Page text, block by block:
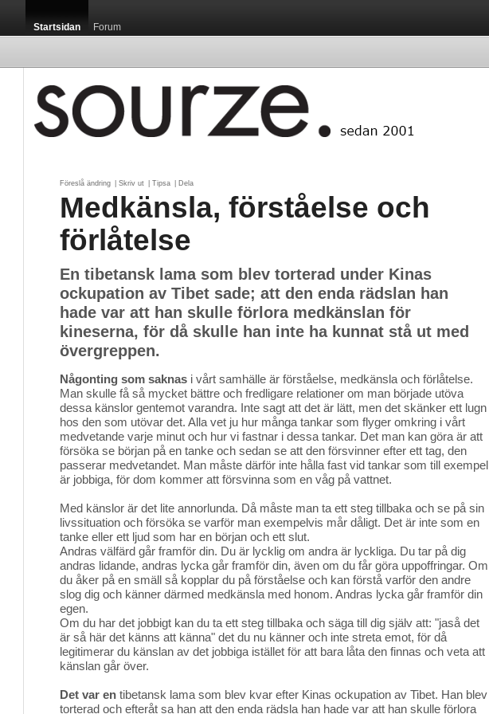
Startsidan Forum
Föreslå ändring Skriv ut Tipsa Dela
Medkänsla, förståelse och
förlåtelse
En tibetansk lama som blev torterad under Kinas
ockupation av Tibet sade; att den enda rädslan han
hade var att han skulle förlora medkänslan för
kineserna, för då skulle han inte ha kunnat stå ut med
övergreppen.
Någonting som saknas i vårt samhälle är förståelse, medkänsla och förlåtelse.
Man skulle få så mycket bättre och fredligare relationer om man började utöva
dessa känslor gentemot varandra. Inte sagt att det är lätt, men det skänker ett lugn
hos den som utövar det. Alla vet ju hur många tankar som flyger omkring i vårt
medvetande varje minut och hur vi fastnar i dessa tankar. Det man kan göra är att
försöka se början på en tanke och sedan se att den försvinner efter ett tag, den
passerar medvetandet. Man måste därför inte hålla fast vid tankar som till exempel
är jobbiga, för dom kommer att försvinna som en våg på vattnet.
Med känslor är det lite annorlunda. Då måste man ta ett steg tillbaka och se på sin
livssituation och försöka se varför man exempelvis mår dåligt. Det är inte som en
tanke eller ett ljud som har en början och ett slut.
Andras välfärd går framför din. Du är lycklig om andra är lyckliga. Du tar på dig
andras lidande, andras lycka går framför din, även om du får göra uppoffringar. Om
du åker på en smäll så kopplar du på förståelse och kan förstå varför den andre
slog dig och känner därmed medkänsla med honom. Andras lycka går framför din
egen.
Om du har det jobbigt kan du ta ett steg tillbaka och säga till dig själv att: "jaså det
är så här det känns att känna" det du nu känner och inte streta emot, för då
legitimerar du känslan av det jobbiga istället för att bara låta den finnas och veta att
känslan går över.
Det var en tibetansk lama som blev kvar efter Kinas ockupation av Tibet. Han blev
torterad och efteråt sa han att den enda rädsla han hade var att han skulle förlora